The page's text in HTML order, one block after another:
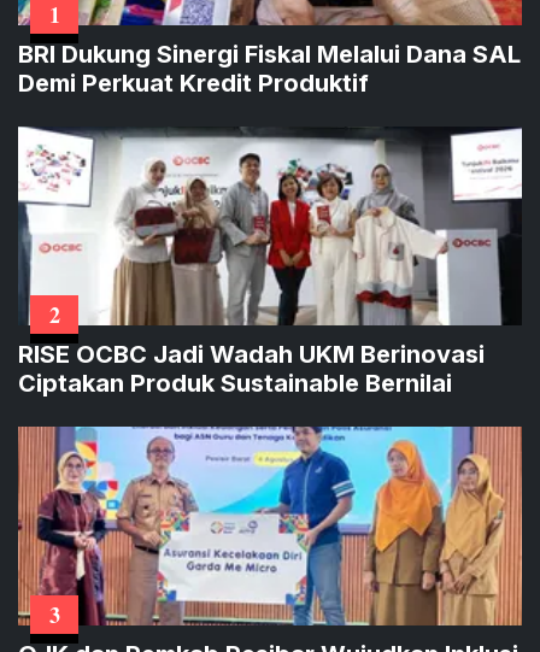
1
BRI Dukung Sinergi Fiskal Melalui Dana SAL
Demi Perkuat Kredit Produktif
2
RISE OCBC Jadi Wadah UKM Berinovasi
Ciptakan Produk Sustainable Bernilai
3